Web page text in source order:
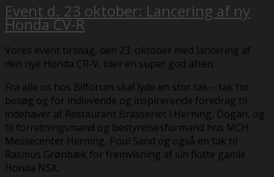
Event d. 23 oktober: Lancering af ny
Honda CV-R
Vores event tirsdag, den 23. oktober med lancering af
den nye Honda CR-V, blev en super god aften.
Fra alle os hos Bilforum skal lyde en stor tak – tak for
besøg og for indlevende og inspirerende foredrag til
indehaver af Restaurant Brasseriet i Herning, Dogan, og
til forretningsmand og bestyrelsesformand hos MCH
Messecenter Herning, Poul Sand og også en tak til
Rasmus Grønbæk for fremvisning af sin flotte gamle
Honda NSX.